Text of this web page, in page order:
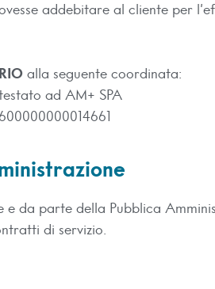
addebitare al cliente per
alla seguente coordinata:
ad AM+ SPA
e da parte della Pubblica
di servizio.